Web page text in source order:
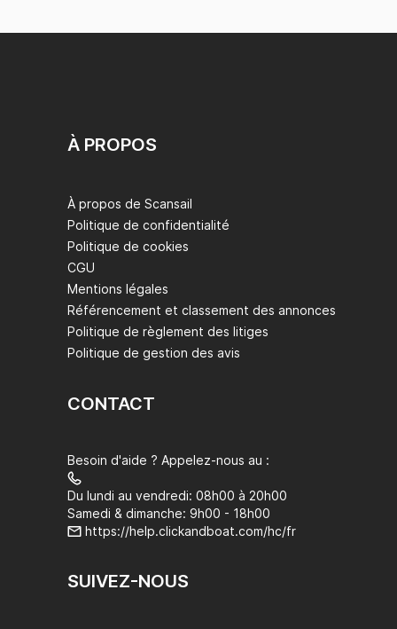
À PROPOS
À propos de Scansail
Politique de confidentialité
Politique de cookies
CGU
Mentions légales
Référencement et classement des annonces
Politique de règlement des litiges
Politique de gestion des avis
CONTACT
Besoin d'aide ? Appelez-nous au :
Du lundi au vendredi: 08h00 à 20h00
Samedi & dimanche: 9h00 - 18h00
https://help.clickandboat.com/hc/fr
SUIVEZ-NOUS